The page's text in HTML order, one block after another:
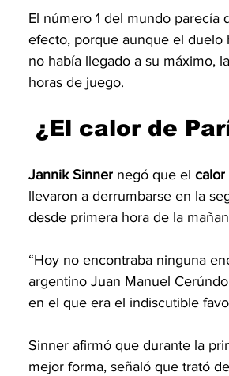
El número 1 del mundo parecía
efecto, porque aunque el duelo
no había llegado a su máximo,
horas de juego.
¿El calor de
Jannik Sinner negó que el calor
llevaron a derrumbarse en la
desde primera hora de la
“Hoy no encontraba ninguna
argentino Juan Manuel
en el que era el indiscutible
Sinner afirmó que durante la
mejor forma, señaló que trató